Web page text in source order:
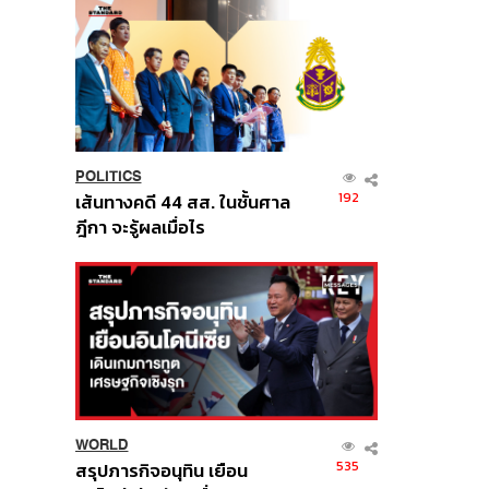
POLITICS
เส้นทางคดี 44 สส. ในชั้นศาล
ฎีกา จะรู้ผลเมื่อไร
192
WORLD
สรุปภารกิจอนุทิน เยือน
535